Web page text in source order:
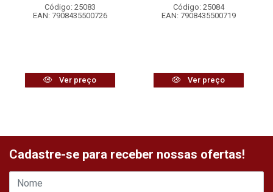
Código: 25083
EAN: 7908435500726
Ver preço
Código: 25084
EAN: 7908435500719
Ver preço
Cadastre-se para receber nossas ofertas!